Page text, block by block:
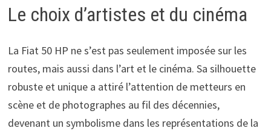
Le choix d’artistes et du cinéma
La Fiat 50 HP ne s’est pas seulement imposée sur les
routes, mais aussi dans l’art et le cinéma. Sa silhouette
robuste et unique a attiré l’attention de metteurs en
scène et de photographes au fil des décennies,
devenant un symbolisme dans les représentations de la